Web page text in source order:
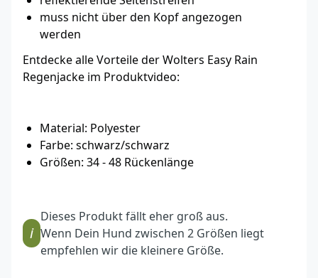
muss nicht über den Kopf angezogen
werden
Entdecke alle Vorteile der Wolters Easy Rain
Regenjacke im Produktvideo:
Material: Polyester
Farbe: schwarz/schwarz
Größen: 34 - 48 Rückenlänge
i
Dieses Produkt fällt eher groß aus.
Wenn Dein Hund zwischen 2 Größen liegt
empfehlen wir die kleinere Größe.